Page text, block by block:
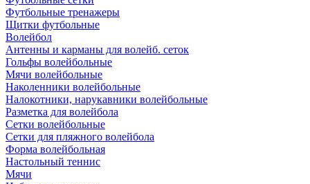
Футбольные тренажеры
Щитки футбольные
Волейбол
Антенны и карманы для волейб. сеток
Гольфы волейбольные
Мячи волейбольные
Наколенники волейбольные
Налокотники, нарукавники волейбольные
Разметка для волейбола
Сетки волейбольные
Сетки для пляжного волейбола
Форма волейбольная
Настольный теннис
Мячи